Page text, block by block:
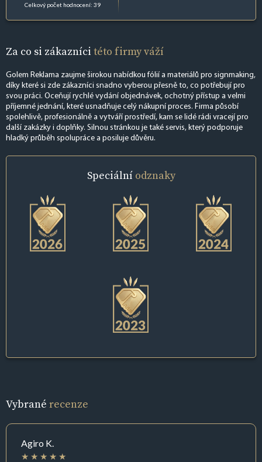
Celkový počet hodnocení: 39
Za co si zákazníci této firmy váží
Golem Reklama zaujme širokou nabídkou fólií a materiálů pro signmaking,
díky které si zde zákazníci snadno vyberou přesně to, co potřebují pro
svou práci. Oceňují rychlé vydání objednávek, ochotný přístup a velmi
příjemné jednání, které usnadňuje celý nákupní proces. Firma působí
spolehlivě, profesionálně a vytváří prostředí, kam se lidé rádi vracejí pro
další zakázky i doplňky. Silnou stránkou je také servis, který podporuje
hladký průběh spolupráce a posiluje důvěru.
Speciální odznaky
Vybrané recenze
Agiro K.